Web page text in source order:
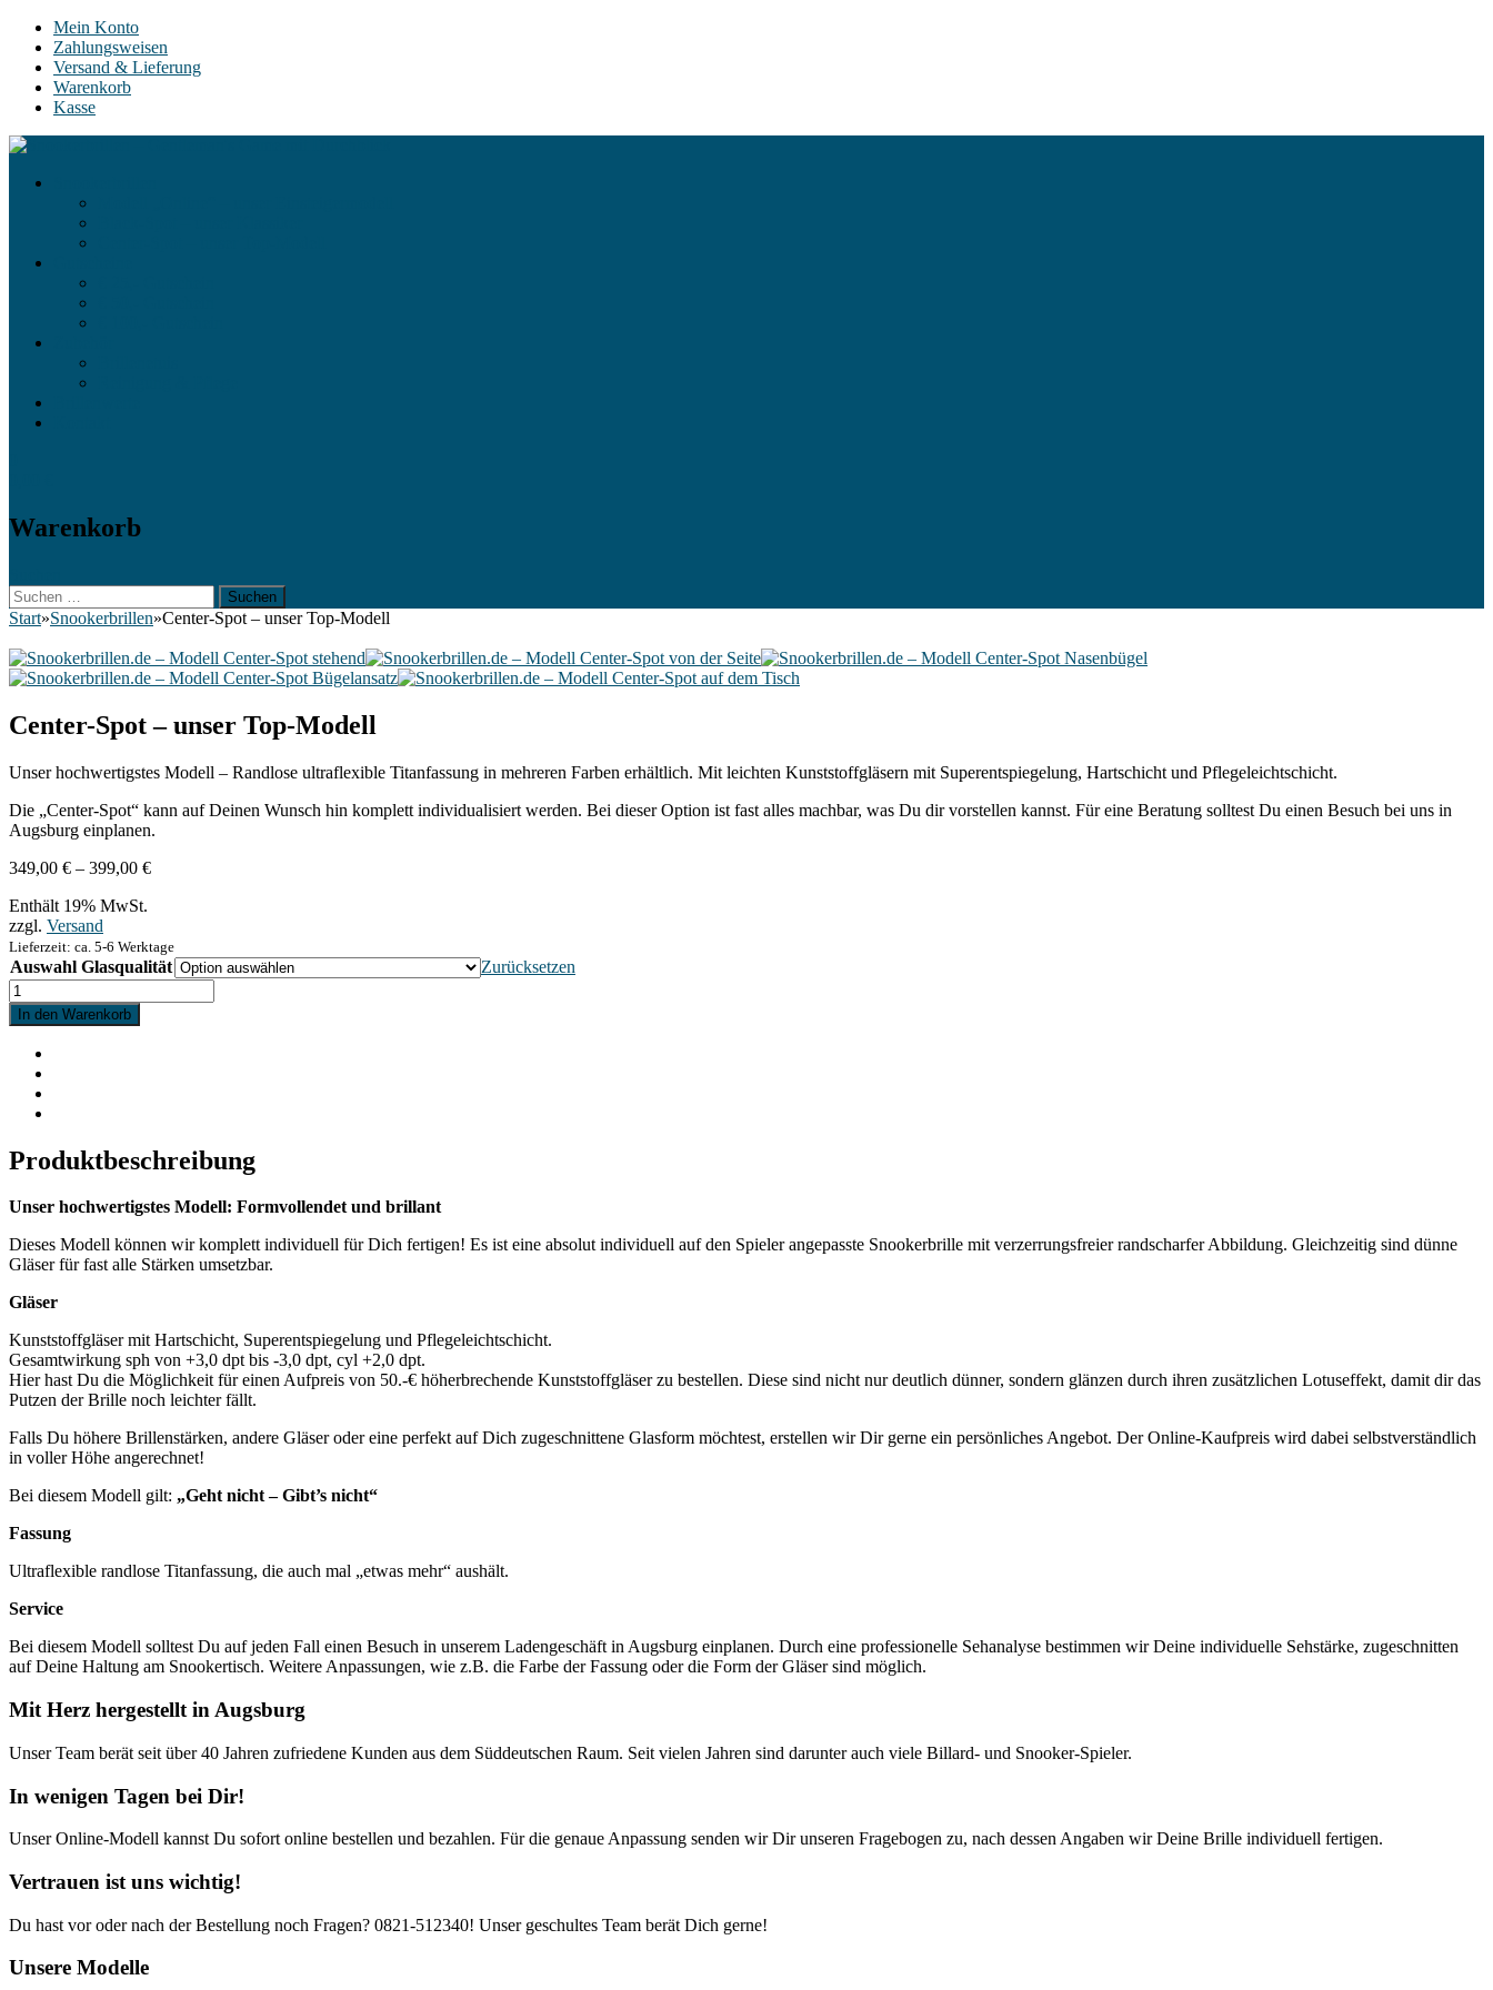
Mein Konto
Zahlungsweisen
Versand & Lieferung
Warenkorb
Kasse
Warenkorb
Suchen
nach:
Start»Snookerbrillen»Center-Spot – unser Top-Modell
Center-Spot – unser Top-Modell
Unser hochwertigstes Modell – Randlose ultraflexible Titanfassung in mehreren Farben erhältlich. Mit leichten Kunststoffgläsern mit Superentspiegelung, Hartschicht und Pflegeleichtschicht.
Die „Center-Spot“ kann auf Deinen Wunsch hin komplett individualisiert werden. Bei dieser Option ist fast alles machbar, was Du dir vorstellen kannst. Für eine Beratung solltest Du einen Besuch bei uns in
Augsburg einplanen.
349,00 € – 399,00 €Preisspanne:
Enthält 19% MwSt.
zzgl. Versand
Lieferzeit: ca. 5-6 Werktage
Auswahl Glasqualität Zurücksetzen
In den Warenkorb
Produktbeschreibung
Unser hochwertigstes Modell: Formvollendet und brillant
Dieses Modell können wir komplett individuell für Dich fertigen! Es ist eine absolut individuell auf den Spieler angepasste Snookerbrille mit verzerrungsfreier randscharfer Abbildung. Gleichzeitig sind dünne
Gläser für fast alle Stärken umsetzbar.
Gläser
Kunststoffgläser mit Hartschicht, Superentspiegelung und Pflegeleichtschicht.
Gesamtwirkung sph von +3,0 dpt bis -3,0 dpt, cyl +2,0 dpt.
Hier hast Du die Möglichkeit für einen Aufpreis von 50.-€ höherbrechende Kunststoffgläser zu bestellen. Diese sind nicht nur deutlich dünner, sondern glänzen durch ihren zusätzlichen Lotuseffekt, damit dir das
Putzen der Brille noch leichter fällt.
Falls Du höhere Brillenstärken, andere Gläser oder eine perfekt auf Dich zugeschnittene Glasform möchtest, erstellen wir Dir gerne ein persönliches Angebot. Der Online-Kaufpreis wird dabei selbstverständlich
in voller Höhe angerechnet!
Bei diesem Modell gilt: „Geht nicht – Gibt’s nicht“
Fassung
Ultraflexible randlose Titanfassung, die auch mal „etwas mehr“ aushält.
Service
Bei diesem Modell solltest Du auf jeden Fall einen Besuch in unserem Ladengeschäft in Augsburg einplanen. Durch eine professionelle Sehanalyse bestimmen wir Deine individuelle Sehstärke, zugeschnitten
auf Deine Haltung am Snookertisch. Weitere Anpassungen, wie z.B. die Farbe der Fassung oder die Form der Gläser sind möglich.
Mit Herz hergestellt in Augsburg
Unser Team berät seit über 40 Jahren zufriedene Kunden aus dem Süddeutschen Raum. Seit vielen Jahren sind darunter auch viele Billard- und Snooker-Spieler.
In wenigen Tagen bei Dir!
Unser Online-Modell kannst Du sofort online bestellen und bezahlen. Für die genaue Anpassung senden wir Dir unseren Fragebogen zu, nach dessen Angaben wir Deine Brille individuell fertigen.
Vertrauen ist uns wichtig!
Du hast vor oder nach der Bestellung noch Fragen? 0821-512340! Unser geschultes Team berät Dich gerne!
Unsere Modelle